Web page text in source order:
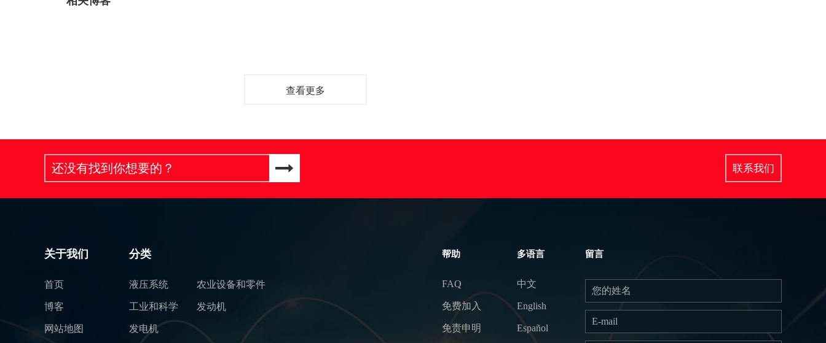
查看更多
联系我们
关于我们
首页
博客
网站地图
分类
液压系统
工业和科学
发电机
农业设备和零件
发动机
帮助
FAQ
免费加入
免责申明
多语言
中文
English
Español
留言